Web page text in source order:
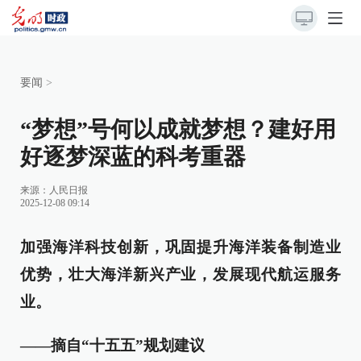
要闻 >
“梦想”号何以成就梦想？建好用
好逐梦深蓝的科考重器
来源： 人民日报
2025-12-08 09:14
加强海洋科技创新，巩固提升海洋装备制造业
优势，壮大海洋新兴产业，发展现代航运服务
业。
——摘自“十五五”规划建议